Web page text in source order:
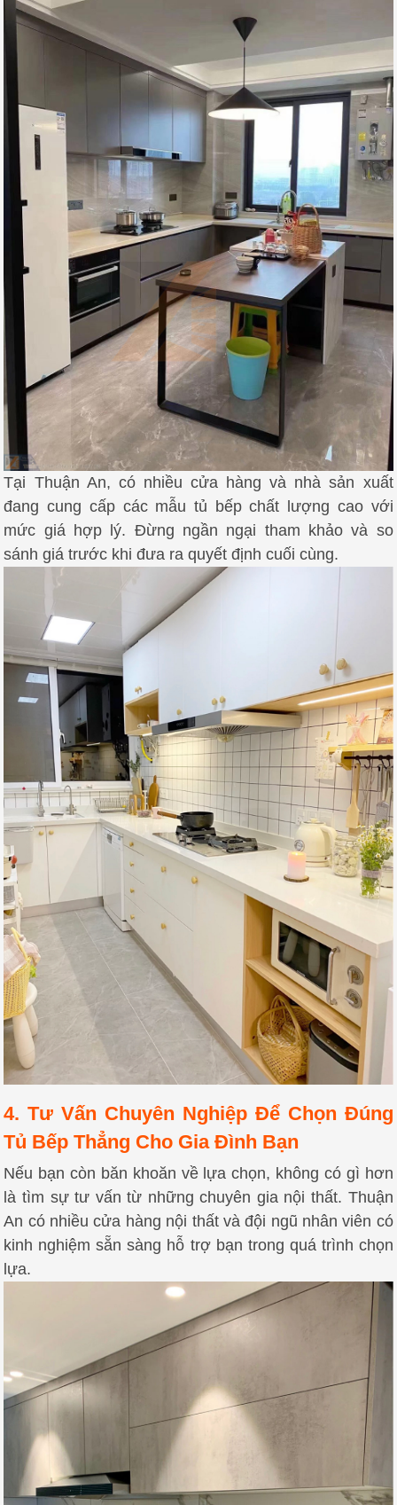
Tại Thuận An, có nhiều cửa hàng và nhà sản xuất
đang cung cấp các mẫu tủ bếp chất lượng cao với
mức giá hợp lý. Đừng ngần ngại tham khảo và so
sánh giá trước khi đưa ra quyết định cuối cùng.
4. Tư Vấn Chuyên Nghiệp Để Chọn Đúng
Tủ Bếp Thẳng Cho Gia Đình Bạn
Nếu bạn còn băn khoăn về lựa chọn, không có gì hơn
là tìm sự tư vấn từ những chuyên gia nội thất. Thuận
An có nhiều cửa hàng nội thất và đội ngũ nhân viên có
kinh nghiệm sẵn sàng hỗ trợ bạn trong quá trình chọn
lựa.